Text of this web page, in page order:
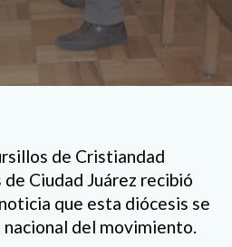
de Cristiandad
Ciudad Juárez recibió
que esta diócesis se
del movimiento.